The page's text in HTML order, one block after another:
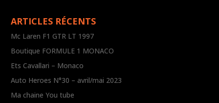
ARTICLES RÉCENTS
Mc Laren F1 GTR LT 1997
Boutique FORMULE 1 MONACO
Ets Cavallari – Monaco
Auto Heroes N°30 – avril/mai 2023
Ma chaine You tube